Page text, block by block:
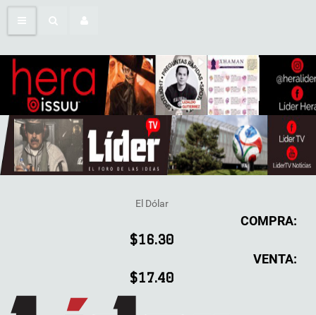
El Dólar
COMPRA:
$16.30
VENTA:
$17.40